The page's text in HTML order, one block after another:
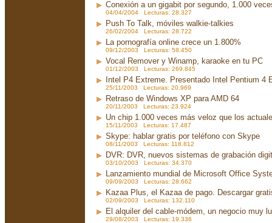
Conexión a un gigabit por segundo, 1.000
04/04/2004 Lecturas: 28.327
Push To Talk, móviles walkie-talkies
26/02/2004 Lecturas: 28.722
La pornografía online crece un 1.800%
09/12/2003 Lecturas: 58.450
Vocal Remover y Winamp, karaoke en tu PC
01/12/2003 Lecturas: 269.845
Intel P4 Extreme. Presentado Intel Pentium 4
25/11/2003 Lecturas: 20.969
Retraso de Windows XP para AMD 64
20/11/2003 Lecturas: 23.924
Un chip 1.000 veces más veloz que los
15/11/2003 Lecturas: 17.487
Skype: hablar gratis por teléfono con Skype
08/11/2003 Lecturas: 118.812
DVR: DVR, nuevos sistemas de grabación
03/10/2003 Lecturas: 34.370
Lanzamiento mundial de Microsoft Office
09/09/2003 Lecturas: 28.662
Kazaa Plus, el Kazaa de pago. Descargar
02/09/2003 Lecturas: 132.110
El alquiler del cable-módem, un negocio muy
29/08/2003 Lecturas: 19.336